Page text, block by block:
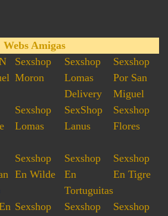
Webs Amigas
Sexshop
Moron
Sexshop
Lomas
Delivery
Sexshop
Por San
Miguel
Sexshop
Lomas
SexShop
Lanus
Sexshop
Flores
Sexshop
En Wilde
Sexshop
En
Tortuguitas
Sexshop
En Tigre
Sexshop
Sexshop
Sexshop